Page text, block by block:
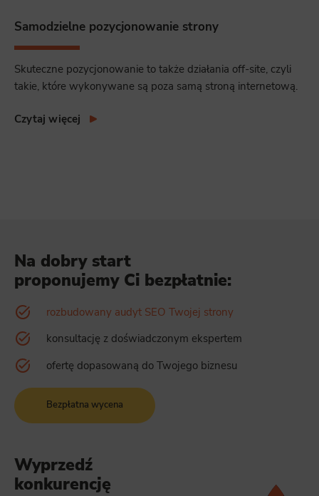
Samodzielne pozycjonowanie strony
Skuteczne pozycjonowanie to także działania off-site, czyli
takie, które wykonywane są poza samą stroną internetową.
Czytaj więcej
Na dobry start
proponujemy Ci bezpłatnie:
rozbudowany audyt SEO Twojej strony
konsultację z doświadczonym ekspertem
ofertę dopasowaną do Twojego biznesu
Bezpłatna wycena
Wyprzedź
konkurencję